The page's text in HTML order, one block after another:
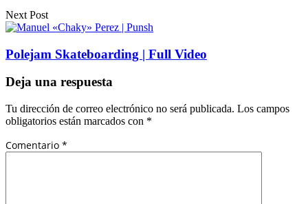
Next Post
Polejam Skateboarding | Full Video
Deja una respuesta
Tu dirección de correo electrónico no será publicada. Los campos
obligatorios están marcados con *
Comentario *